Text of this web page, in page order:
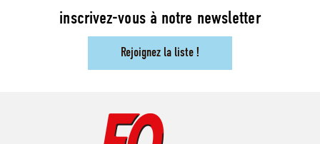
inscrivez-vous à notre newsletter
Rejoignez la liste !